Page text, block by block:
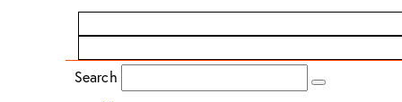
Search